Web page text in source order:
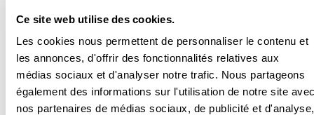
Ce site web utilise des cookies.
Les cookies nous permettent de personnaliser le contenu et
les annonces, d'offrir des fonctionnalités relatives aux
médias sociaux et d'analyser notre trafic. Nous partageons
également des informations sur l'utilisation de notre site
nos partenaires de médias sociaux, de publicité et d'analyse,
Vous avez fait les calculs et vous trouvez que le
montant de la prime n’est pas très élevé ? Eh bien, je
vous rassure, elle est cumulable avec d’autres aides.